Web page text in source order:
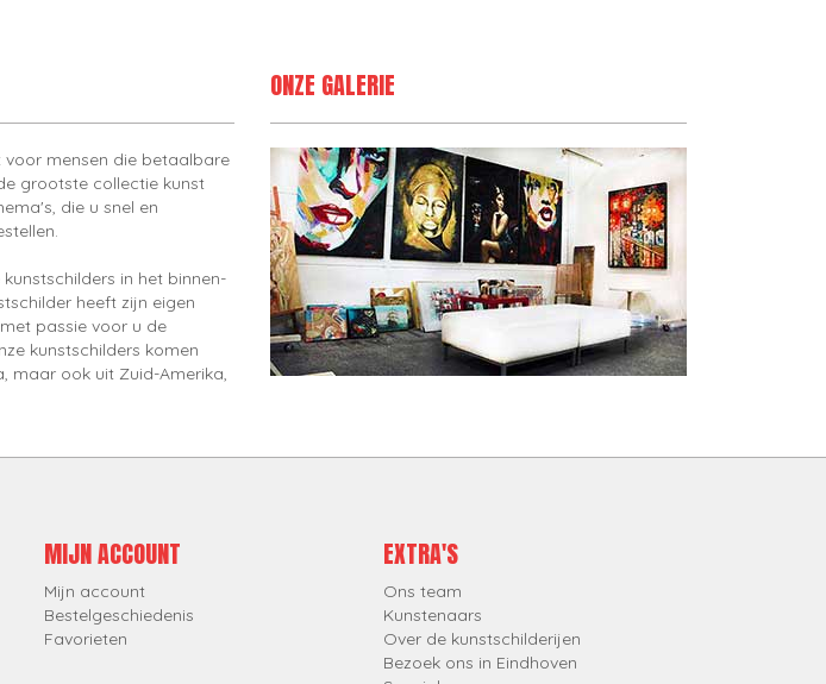
voor mensen die betaalbare
grootste collectie kunst
die u snel en
in het binnen-
heeft zijn eigen
passie voor u de
kunstschilders komen
maar ook uit Zuid-Amerika,
ONZE GALERIE
MIJN ACCOUNT
Mijn account
Bestelgeschiedenis
Favorieten
EXTRA'S
Ons team
Kunstenaars
Over de kunstschilderijen
Bezoek ons in Eindhoven